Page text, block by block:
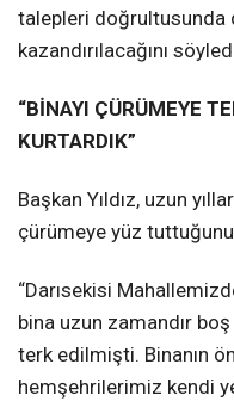
talepleri doğrultusunda
kazandırılacağını
“BİNAYI ÇÜRÜMEYE
KURTARDIK”
Başkan Yıldız, uzun
çürümeye yüz
“Darısekisi
bina uzun zamandır
terk edilmişti. Binanın
hemşehrilerimiz kendi